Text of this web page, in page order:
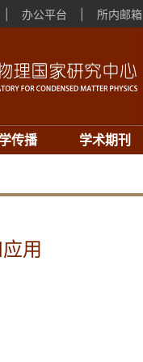
办公平台 所内邮箱
传播 学术期刊
用